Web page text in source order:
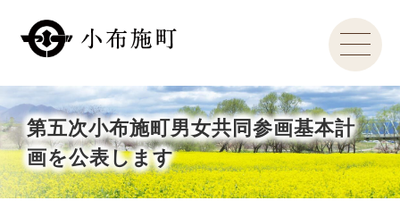
第五次小布施町男女共同参画基本計
画を公表します